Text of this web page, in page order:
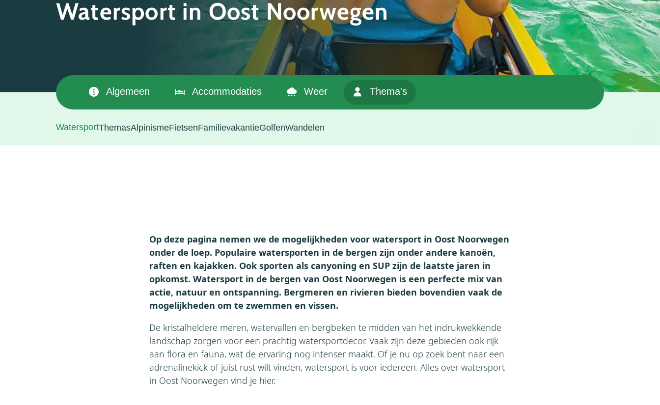
Watersport in Oost Noorwegen
Algemeen Accommodaties Weer Thema's
WatersportThemasAlpinismeFietsenFamilievakantieGolfenWandelen
Op deze pagina nemen we de mogelijkheden voor watersport in Oost Noorwegen
onder de loep. Populaire watersporten in de bergen zijn onder andere kanoën,
raften en kajakken. Ook sporten als canyoning en SUP zijn de laatste jaren in
opkomst. Watersport in de bergen van Oost Noorwegen is een perfecte mix van
actie, natuur en ontspanning. Bergmeren en rivieren bieden bovendien vaak de
mogelijkheden om te zwemmen en vissen.
De kristalheldere meren, watervallen en bergbeken te midden van het indrukwekkende
landschap zorgen voor een prachtig watersportdecor. Vaak zijn deze gebieden ook rijk
aan flora en fauna, wat de ervaring nog intenser maakt. Of je nu op zoek bent naar een
adrenalinekick of juist rust wilt vinden, watersport is voor iedereen. Alles over watersport
in Oost Noorwegen vind je hier.